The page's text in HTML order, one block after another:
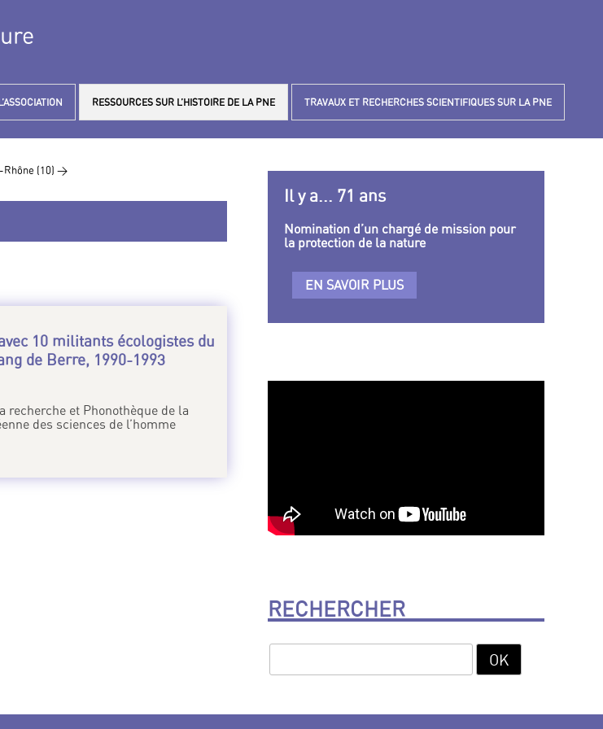
RESSOURCES SUR L’HISTOIRE DE LA PNE TRAVAUX ET RECHERCHES SCIENTIFIQUES SUR LA PNE
Rhône (10) >
10 militants écologistes du
de Berre, 1990-1993
recherche et Phonothèque de la
des sciences de l’homme
Il y a... 71 ans
Nomination d’un chargé de mission pour
la protection de la nature
EN SAVOIR PLUS
RECHERCHER